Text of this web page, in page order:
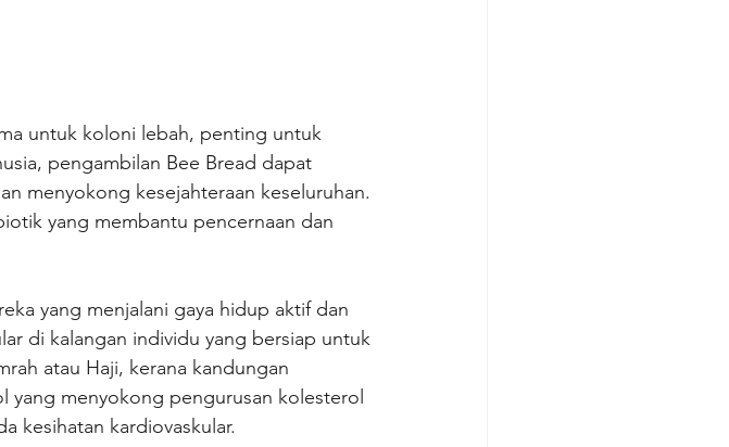
untuk koloni lebah, penting untuk
pengambilan Bee Bread dapat
menyokong kesejahteraan keseluruhan.
yang membantu pencernaan dan
yang menjalani gaya hidup aktif dan
di kalangan individu yang bersiap untuk
atau Haji, kerana kandungan
yang menyokong pengurusan kolesterol
kesihatan kardiovaskular.